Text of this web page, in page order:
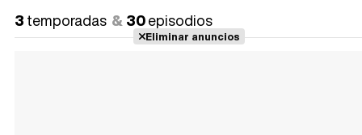
3temporadas 30episodios
Eliminar anuncios